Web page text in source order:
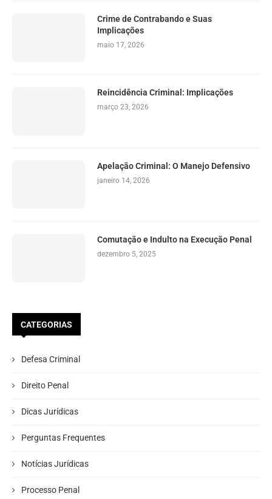
Crime de Contrabando e Suas
Implicações
maio 17, 2026
Reincidência Criminal: Implicações
março 23, 2026
Apelação Criminal: O Manejo Defensivo
janeiro 14, 2026
Comutação e Indulto na Execução Penal
dezembro 5, 2025
CATEGORIAS
Defesa Criminal
Direito Penal
Dicas Jurídicas
Perguntas Frequentes
Notícias Jurídicas
Processo Penal